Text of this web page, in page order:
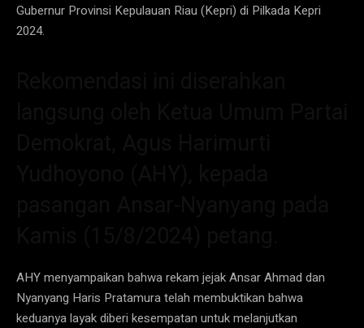
Gubernur Provinsi Kepulauan Riau (Kepri) di Pilkada Kepri
2024.
AHY menyampaikan bahwa rekam jejak Ansar Ahmad dan
Nyanyang Haris Pratamura telah membuktikan bahwa
keduanya layak diberi kesempatan untuk melanjutkan